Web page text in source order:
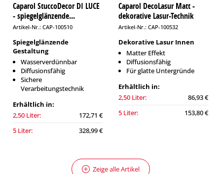
Caparol StuccoDecor DI LUCE
- spiegelglänzende...
Artikel-Nr.: CAP-100510
Spiegelglänzende
Gestaltung
Wasserverdünnbar
Diffusionsfähig
Sichere
Verarbeitungstechnik
Erhältlich in:
2,50 Liter:
172,71 €
5 Liter:
328,99 €
Caparol DecoLasur Matt -
dekorative Lasur-Technik
Artikel-Nr.: CAP-100532
Dekorative Lasur Innen
Matter Effekt
Diffusionsfähig
Für glatte Untergründe
Erhältlich in:
2,50 Liter:
86,93 €
5 Liter:
153,80 €
Zeige alle Artikel